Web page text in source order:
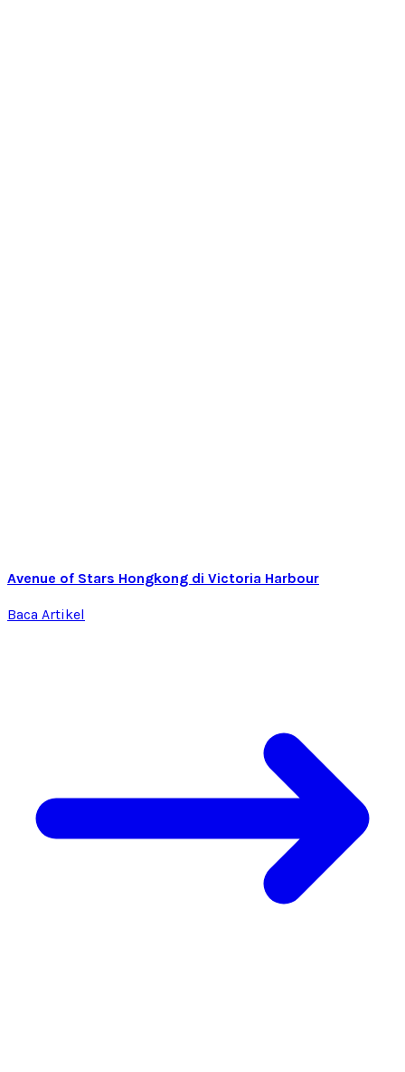
Avenue of Stars Hongkong di Victoria Harbour
Baca Artikel